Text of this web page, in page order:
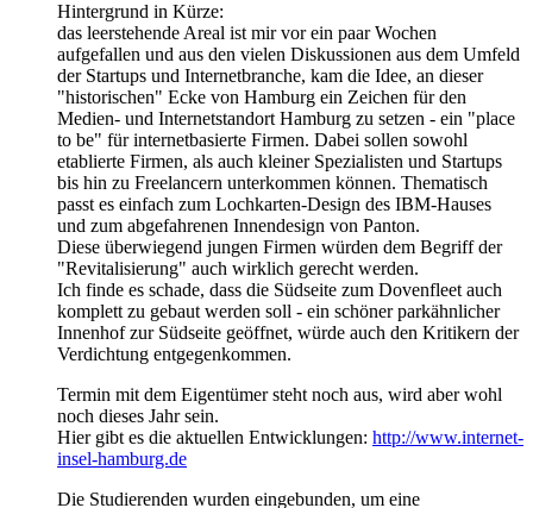
Hintergrund in Kürze:
das leerstehende Areal ist mir vor ein paar Wochen
aufgefallen und aus den vielen Diskussionen aus dem Umfeld
der Startups und Internetbranche, kam die Idee, an dieser
"historischen" Ecke von Hamburg ein Zeichen für den
Medien- und Internetstandort Hamburg zu setzen - ein "place
to be" für internetbasierte Firmen. Dabei sollen sowohl
etablierte Firmen, als auch kleiner Spezialisten und Startups
bis hin zu Freelancern unterkommen können. Thematisch
passt es einfach zum Lochkarten-Design des IBM-Hauses
und zum abgefahrenen Innendesign von Panton.
Diese überwiegend jungen Firmen würden dem Begriff der
"Revitalisierung" auch wirklich gerecht werden.
Ich finde es schade, dass die Südseite zum Dovenfleet auch
komplett zu gebaut werden soll - ein schöner parkähnlicher
Innenhof zur Südseite geöffnet, würde auch den Kritikern der
Verdichtung entgegenkommen.
Termin mit dem Eigentümer steht noch aus, wird aber wohl
noch dieses Jahr sein.
Hier gibt es die aktuellen Entwicklungen: http://www.internet-
insel-hamburg.de
Die Studierenden wurden eingebunden, um eine